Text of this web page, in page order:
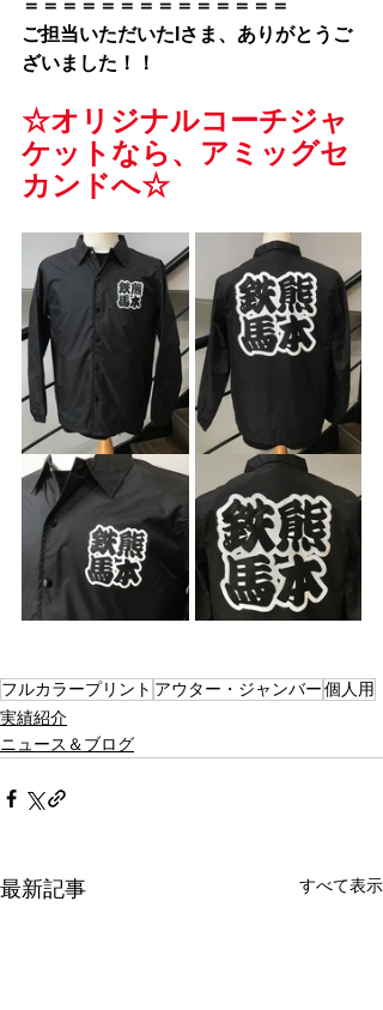
＝＝＝＝＝＝＝＝＝＝＝＝＝＝
ご担当いただいたI さま、ありがとうご
ざいました！！
☆オリジナルコーチジャ
ケット なら、アミッグセ
カンドへ☆
フルカラープリント アウター・ジャンバー個人用
実績紹介
ニュース＆ブログ
最新記事 すべて表示